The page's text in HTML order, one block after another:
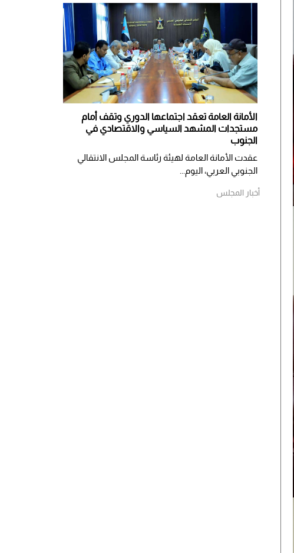
الأمانة العامة تعقد اجتماعها الدوري وتقف أمام
مستجدات المشهد السياسي والاقتصادي في
الجنوب
عقدت الأمانة العامة لهيئة رئاسة المجلس الانتقالي
الجنوبي العربي، اليوم...
أخبار المجلس